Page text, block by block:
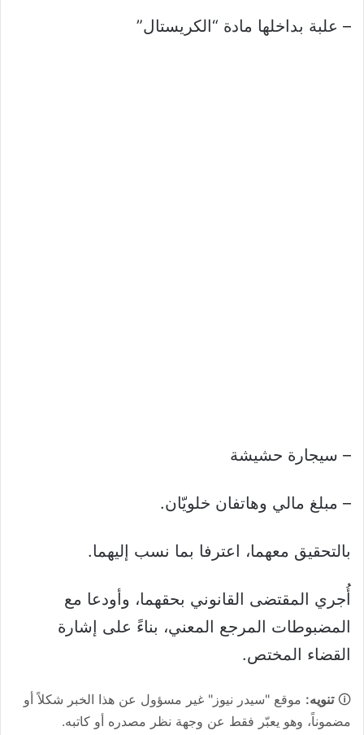
– علبة بداخلها مادة “الكريستال”
– سيجارة حشيشة
– مبلغ مالي وهاتفان خلويّان.
بالتحقيق معهما، اعترفا بما نسب إليهما.
أُجري المقتضى القانوني بحقهما، وأودعا مع
المضبوطات المرجع المعني، بناءً على إشارة
القضاء المختص.
🛈تنويه: موقع "سيدر نيوز" غير مسؤول عن هذا الخبر شكلاً أو
مضموناً، وهو يعبّر فقط عن وجهة نظر مصدره أو كاتبه.